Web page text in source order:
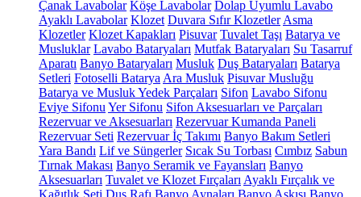
Çanak Lavabolar Köşe Lavabolar Dolap Uyumlu Lavabo
Ayaklı Lavabolar Klozet Duvara Sıfır Klozetler Asma
Klozetler Klozet Kapakları Pisuvar Tuvalet Taşı Batarya ve
Musluklar Lavabo Bataryaları Mutfak Bataryaları Su Tasarruf
Aparatı Banyo Bataryaları Musluk Duş Bataryaları Batarya
Setleri Fotoselli Batarya Ara Musluk Pisuvar Musluğu
Batarya ve Musluk Yedek Parçaları Sifon Lavabo Sifonu
Eviye Sifonu Yer Sifonu Sifon Aksesuarları ve Parçaları
Rezervuar ve Aksesuarları Rezervuar Kumanda Paneli
Rezervuar Seti Rezervuar İç Takımı Banyo Bakım Setleri
Yara Bandı Lif ve Süngerler Sıcak Su Torbası Cımbız Sabun
Tırnak Makası Banyo Seramik ve Fayansları Banyo
Aksesuarları Tuvalet ve Klozet Fırçaları Ayaklı Fırçalık ve
Kağıtlık Seti Duş Rafı Banyo Aynaları Banyo Askısı Banyo